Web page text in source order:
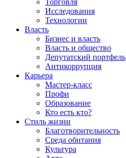
Торговля
Исследования
Технологии
Власть
Бизнес и власть
Власть и общество
Депутатский портфель
Антикоррупция
Карьера
Мастер-класс
Профи
Образование
Кто есть кто?
Стиль жизни
Благотворительность
Среда обитания
Культура